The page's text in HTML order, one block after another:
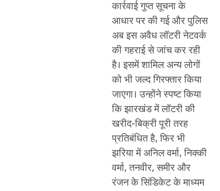
कार्रवाई गुप्त सूचना के
आधार पर की गई और पुलिस
अब इस अवैध लॉटरी नेटवर्क
की गहराई से जांच कर रही
है। इसमें शामिल अन्य लोगों
को भी जल्द गिरफ्तार किया
जाएगा। उन्होंने स्पष्ट किया
कि झारखंड में लॉटरी की
खरीद-बिक्री पूरी तरह
प्रतिबंधित है, फिर भी
झरिया में अनिल वर्मा, निक्की
वर्मा, तनवीर, समीर और
रंजन के सिंडिकेट के माध्यम